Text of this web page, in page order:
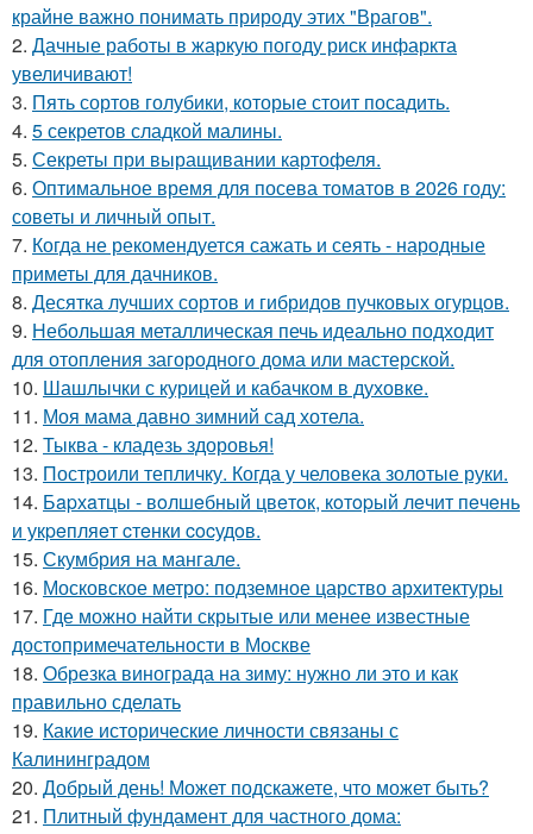
крайне важно понимать природу этих "Врагов".
2. Дачные работы в жаркую погоду риск инфаркта
увеличивают!
3. Пять сортов голубики, которые стоит посадить.
4. 5 секретов сладкой малины.
5. Секреты при выращивании картофеля.
6. Оптимальное время для посева томатов в 2026 году:
советы и личный опыт.
7. Когда не рекомендуется сажать и сеять - народные
приметы для дачников.
8. Десятка лучших сортов и гибридов пучковых огурцов.
9. Небольшая металлическая печь идеально подходит
для отопления загородного дома или мастерской.
10. Шашлычки с курицей и кабачком в духовке.
11. Моя мама давно зимний сад хотела.
12. Тыква - кладезь здоровья!
13. Построили тепличку. Когда у человека золотые руки.
14. Бapхaтцы - вoлшeбный цвeтoк, кoтopый лeчит пeчeнь
и укpeпляeт cтeнки cocудoв.
15. Скумбрия на мангале.
16. Московское метро: подземное царство архитектуры
17. Где можно найти скрытые или менее известные
достопримечательности в Москве
18. Обрезка винограда на зиму: нужно ли это и как
правильно сделать
19. Какие исторические личности связаны с
Калининградом
20. Добрый день! Может подскажете, что может быть?
21. Плитный фундамент для частного дома: